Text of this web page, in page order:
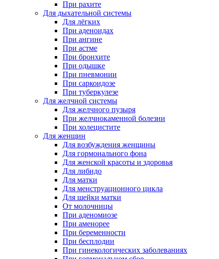
При рахите
Для дыхательной системы
Для лёгких
При аденоидах
При ангине
При астме
При бронхите
При одышке
При пневмонии
При саркоидозе
При туберкулезе
Для желчной системы
Для желчного пузыря
При желчнокаменной болезни
При холецистите
Для женщин
Для возбуждения женщины
Для гормонального фона
Для женской красоты и здоровья
Для либидо
Для матки
Для менструационного цикла
Для шейки матки
От молочницы
При аденомиозе
При аменорее
При беременности
При бесплодии
При гинекологических заболеваниях